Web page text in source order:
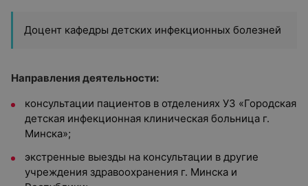
Доцент кафедры детских инфекционных болезней
Направления деятельности:
консультации пациентов в отделениях УЗ «Городская
детская инфекционная клиническая больница г.
Минска»;
экстренные выезды на консультации в другие
учреждения здравоохранения г. Минска и